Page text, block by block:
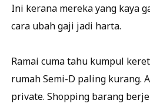
Ini kerana mereka yang kaya
cara ubah gaji jadi harta.
Ramai cuma tahu kumpul
rumah Semi-D paling kurang.
private. Shopping barang